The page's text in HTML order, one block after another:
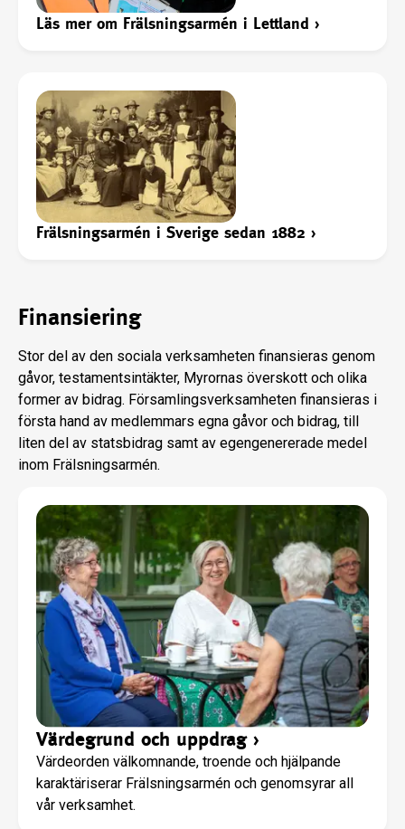
Läs mer om Frälsningsarmén i Lettland ›
Frälsningsarmén i Sverige sedan 1882 ›
Finansiering
Stor del av den sociala verksamheten finansieras genom
gåvor, testamentsintäkter, Myrornas överskott och olika
former av bidrag. Församlingsverksamheten finansieras i
första hand av medlemmars egna gåvor och bidrag, till
liten del av statsbidrag samt av egengenererade medel
inom Frälsningsarmén.
Värdegrund och uppdrag›
Värdeorden välkomnande, troende och hjälpande
karaktäriserar Frälsningsarmén och genomsyrar all
vår verksamhet.